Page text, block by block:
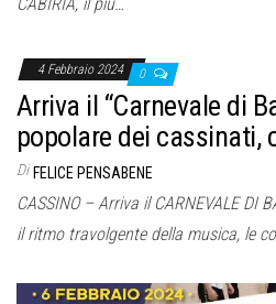
CABIRIA, il più…
4 Febbraio 2024 0
Arriva il “Carnevale di
popolare dei cassinati,
Di FELICE PENSABENE
CASSINO – Arriva il CARNEVALE DI
il ritmo travolgente della musica, le